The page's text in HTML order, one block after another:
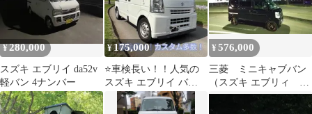
¥280,000
スズキ エブリイ da52v
軽バン 4ナンバー
¥175,000
⭐️車検長い！！人気の
スズキ エブリイ バ
ン！！カスタム多数！
軽バンお探しの方！⭐️
¥576,000
三菱 ミニキャブバン
（スズキ エブリィ
OEM）4WD 5AMT H/R
軽バン